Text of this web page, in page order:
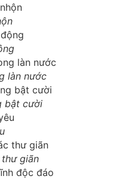
làn nước
bật cười
giãn